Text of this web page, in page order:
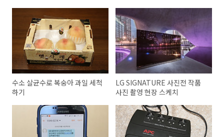
수소 살균수로 복숭아 과일 세척
하기
LG SIGNATURE 사진전 작품
사진 촬영 현장 스케치